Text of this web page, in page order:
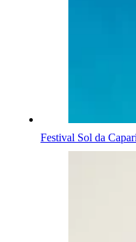
Festival Sol da